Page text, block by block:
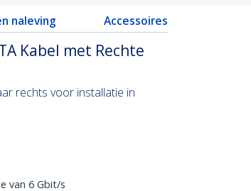
naleving Accessoires
Kabel met Rechte
rechts voor installatie in
van 6 Gbit/s